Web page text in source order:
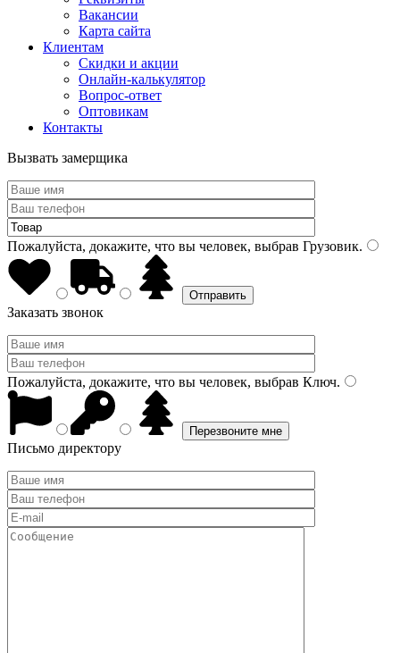
Вакансии
Карта сайта
Клиентам
Скидки и акции
Онлайн-калькулятор
Вопрос-ответ
Оптовикам
Контакты
Вызвать замерщика
Пожалуйста, докажите, что вы человек, выбрав Грузовик.
Заказать звонок
Пожалуйста, докажите, что вы человек, выбрав Ключ.
Письмо директору